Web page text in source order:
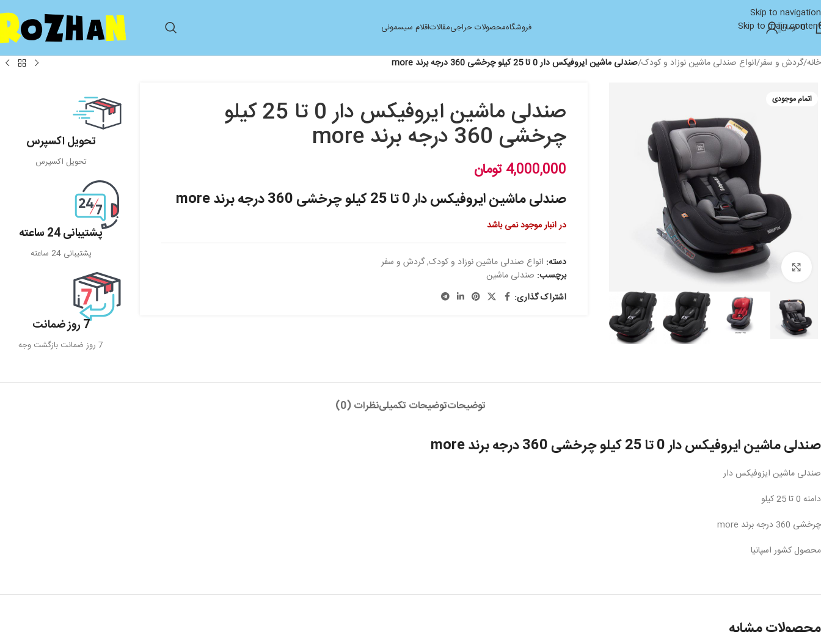
Skip to navigation
Skip to main content
0تومان فروشگاهمحصولات حراجیمقالاتاقلام سیسمونی
خانه/گردش و سفر/انواع صندلی ماشین نوزاد و کودک/صندلی ماشین ایروفیکس دار 0 تا 25 کیلو چرخشی 360 درجه برند more
اتمام موجودی
بزرگنمایی تصویر
صندلی ماشین ایروفیکس دار 0 تا 25 کیلو
چرخشی 360 درجه برند more
4,000,000تومان
صندلی ماشین ایروفیکس دار 0 تا 25 کیلو چرخشی 360 درجه برند more
در انبار موجود نمی باشد
دسته: انواع صندلی ماشین نوزاد و کودک,گردش و سفر
برچسب: صندلی ماشین
اشتراک گذاری:
تحویل اکسپرس
تحویل اکسپرس
پشتیبانی 24 ساعته
پشتیبانی 24 ساعته
7 روز ضمانت
7 روز ضمانت بازگشت وجه
توضیحاتتوضیحات تکمیلینظرات (0)
صندلی ماشین ایروفیکس دار 0 تا 25 کیلو چرخشی 360 درجه برند more
صندلی ماشین ایزوفیکس دار
دامنه 0 تا 25 کیلو
چرخشی 360 درجه برند more
محصول کشور اسپانیا